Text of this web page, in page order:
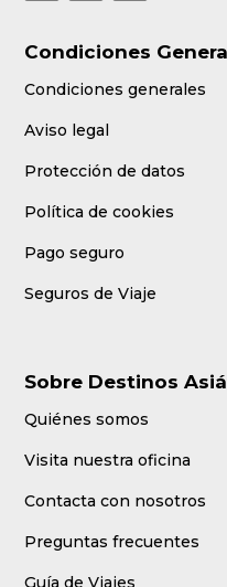
Condiciones
Condiciones generales
Aviso legal
Protección de datos
Política de cookies
Pago seguro
Seguros de Viaje
Sobre Destinos
Quiénes somos
Visita nuestra oficina
Contacta con nosotros
Preguntas frecuentes